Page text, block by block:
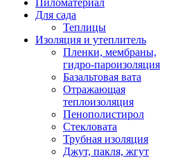
Пиломатериал
Для сада
Теплицы
Изоляция и утеплитель
Пленки, мембраны,
гидро-пароизоляция
Базальтовая вата
Отражающая
теплоизоляция
Пенополистирол
Стекловата
Трубная изоляция
Джут, пакля, жгут